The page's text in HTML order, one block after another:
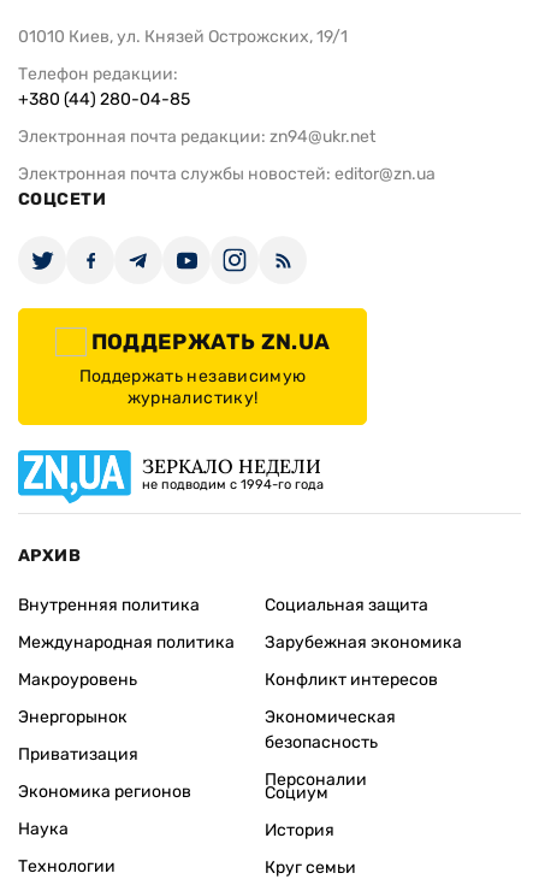
01010 Киев, ул. Князей Острожских, 19/1
Телефон редакции:
+380 (44) 280-04-85
Электронная почта редакции: zn94@ukr.net
Электронная почта службы новостей: editor@zn.ua
СОЦСЕТИ
ПОДДЕРЖАТЬ ZN.UA
Поддержать независимую
журналистику!
ЗЕРКАЛО НЕДЕЛИ
не подводим с 1994-го года
АРХИВ
Внутренняя политика
Международная политика
Макроуровень
Энергорынок
Приватизация
Экономика регионов
Социальная защита
Зарубежная экономика
Конфликт интересов
Экономическая
безопасность
Персоналии
Наука
Технологии
Социум
История
Круг семьи